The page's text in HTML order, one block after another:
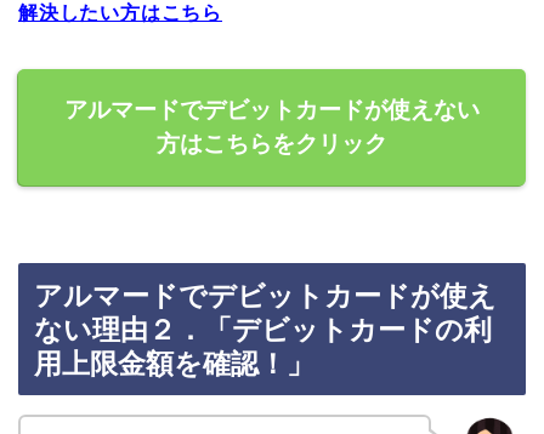
解決したい方はこちら
アルマードでデビットカードが使えない
方はこちらをクリック
アルマードでデビットカードが使え
ない理由２．「デビットカードの利
用上限金額を確認！」